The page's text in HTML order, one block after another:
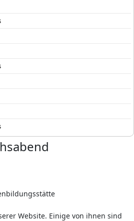
Website. Einige von ihnen sind